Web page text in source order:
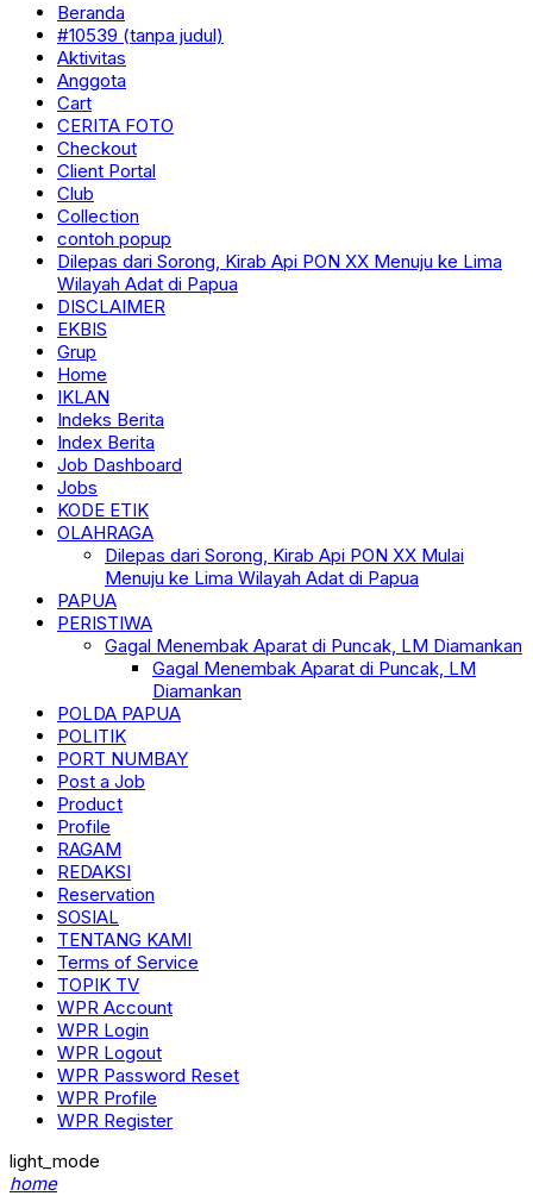
Beranda
#10539 (tanpa judul)
Aktivitas
Anggota
Cart
CERITA FOTO
Checkout
Client Portal
Club
Collection
contoh popup
Dilepas dari Sorong, Kirab Api PON XX Menuju ke Lima
Wilayah Adat di Papua
DISCLAIMER
EKBIS
Grup
Home
IKLAN
Indeks Berita
Index Berita
Job Dashboard
Jobs
KODE ETIK
OLAHRAGA
Dilepas dari Sorong, Kirab Api PON XX Mulai
Menuju ke Lima Wilayah Adat di Papua
PAPUA
PERISTIWA
Gagal Menembak Aparat di Puncak, LM Diamankan
Gagal Menembak Aparat di Puncak, LM
Diamankan
POLDA PAPUA
POLITIK
PORT NUMBAY
Post a Job
Product
Profile
RAGAM
REDAKSI
Reservation
SOSIAL
TENTANG KAMI
Terms of Service
TOPIK TV
WPR Account
WPR Login
WPR Logout
WPR Password Reset
WPR Profile
WPR Register
light_mode
home